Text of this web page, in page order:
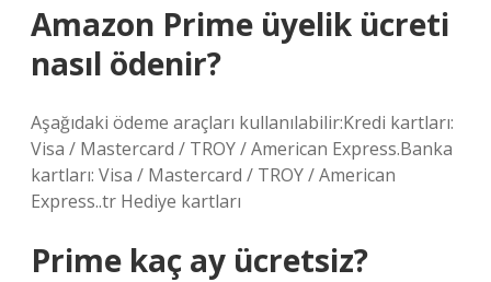
Amazon Prime üyelik ücreti
nasıl ödenir?
Aşağıdaki ödeme araçları kullanılabilir:Kredi kartları:
Visa / Mastercard / TROY / American Express.Banka
kartları: Visa / Mastercard / TROY / American
Express..tr Hediye kartları
Prime kaç ay ücretsiz?